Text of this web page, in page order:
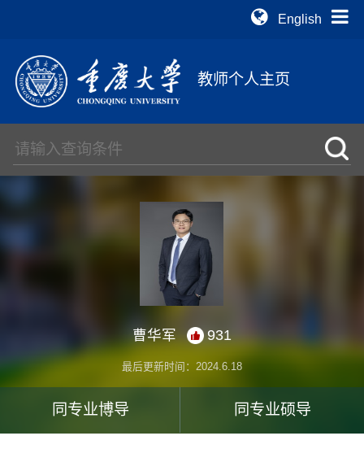
English
教师个人主页
曹华军 931
最后更新时间： 2024.6.18
同专业博导 同专业硕导